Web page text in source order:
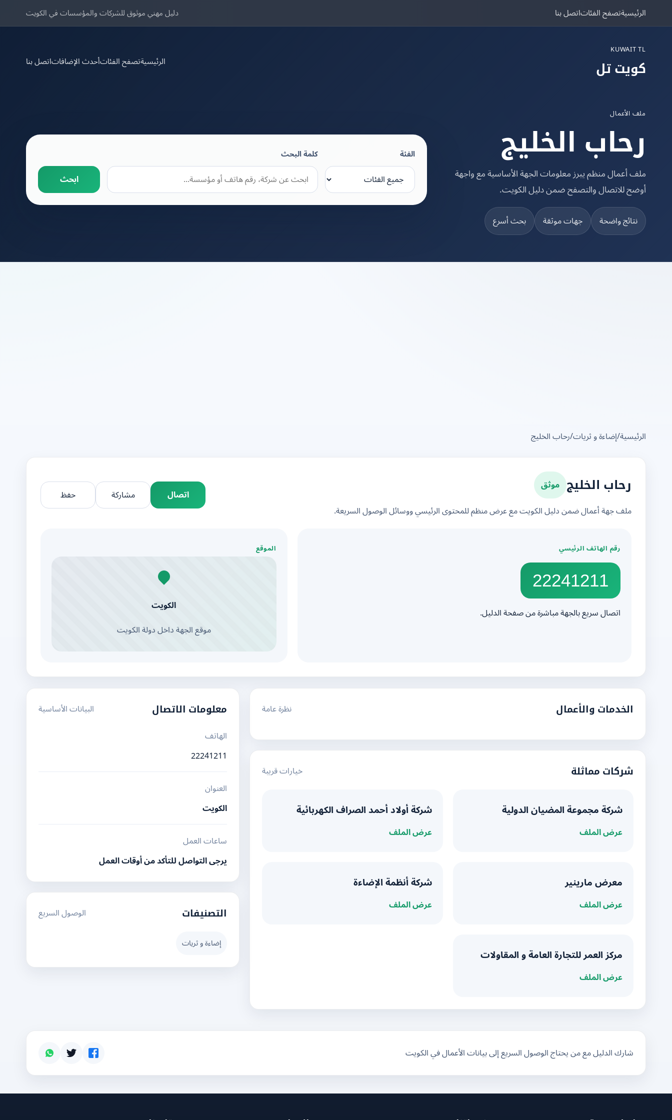
الرئيسيةتصفح الفئاتاتصل بنا دليل مهني موثوق للشركات والمؤسسات في الكويت
KUWAIT TL
كويت تل
الرئيسيةتصفح الفئاتأحدث الإضافاتاتصل بنا
ملف الأعمال
رحاب الخليج
ملف أعمال منظم يبرز معلومات الجهة الأساسية مع واجهة
أوضح للاتصال والتصفح ضمن دليل الكويت.
نتائج واضحة جهات موثقة بحث أسرع
الفئة كلمة البحث
ابحث
الرئيسية/إضاءة و ثريات/رحاب الخليج
رحاب الخليج موثق
ملف جهة أعمال ضمن دليل الكويت مع عرض منظم للمحتوى الرئيسي ووسائل الوصول السريعة.
اتصال مشاركة حفظ
رقم الهاتف الرئيسي
22241211
اتصال سريع بالجهة مباشرة من صفحة الدليل.
الموقع
الكويت
موقع الجهة داخل دولة الكويت
الخدمات والأعمال نظرة عامة
شركات مماثلة خيارات قريبة
شركة مجموعة المضيان الدولية
عرض الملف
شركة أولاد أحمد الصراف الكهربائية
عرض الملف
معرض مارينير
عرض الملف
شركة أنظمة الإضاءة
عرض الملف
مركز العمر للتجارة العامة و المقاولات
عرض الملف
معلومات الاتصال
البيانات الأساسية
الهاتف
22241211
العنوان
الكويت
ساعات العمل
يرجى التواصل للتأكد من أوقات العمل
التصنيفات الوصول السريع
إضاءة و ثريات
شارك الدليل مع من يحتاج الوصول السريع إلى بيانات الأعمال في الكويت